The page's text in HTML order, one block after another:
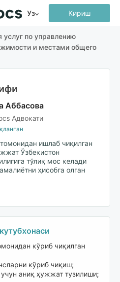
Уз Кириш
услуг по управлению
и местами общего
Аббасова
Адвокати
ишлаб чиқилган
Ўзбекистон
тўлиқ мос келади
ҳисобга олган
кўриб чиқилган
кўриб чиқиш;
аниқ ҳужжат тузилиши;